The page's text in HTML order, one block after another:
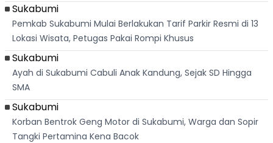
Sukabumi
Pemkab Sukabumi Mulai Berlakukan Tarif Parkir Resmi di 13
Lokasi Wisata, Petugas Pakai Rompi Khusus
Sukabumi
Ayah di Sukabumi Cabuli Anak Kandung, Sejak SD Hingga
SMA
Sukabumi
Korban Bentrok Geng Motor di Sukabumi, Warga dan Sopir
Tangki Pertamina Kena Bacok